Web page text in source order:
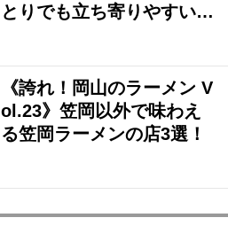
とりでも立ち寄りやすい…
《誇れ！岡山のラーメン V
ol.23》笠岡以外で味わえ
る笠岡ラーメンの店3選！